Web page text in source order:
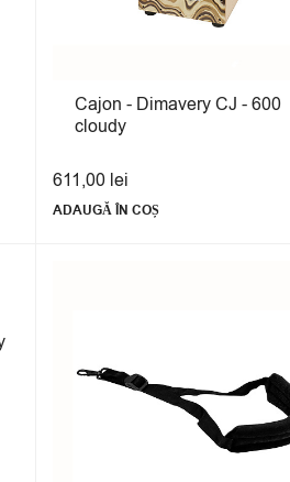
Cajon - Dimavery CJ - 600
cloudy
611,00 lei
ADAUGĂ ÎN COȘ